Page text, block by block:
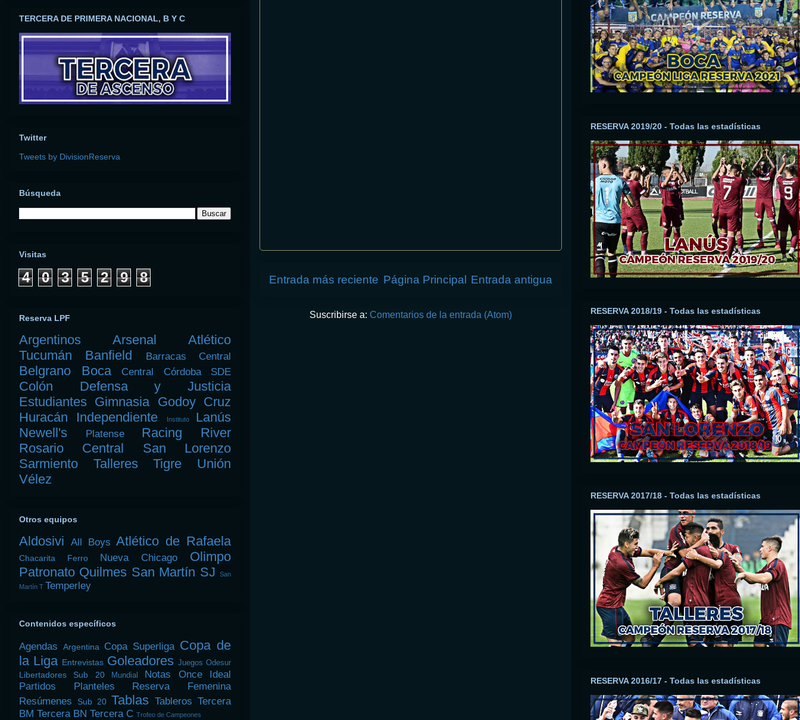
Entrada más reciente Entrada antigua
Página Principal
Suscribirse a: Comentarios de la entrada (Atom)
TERCERA DE PRIMERA NACIONAL, B Y C
Twitter
Tweets by DivisionReserva
Búsqueda
Visitas
4 0 3 5 2 9 8
Reserva LPF
Argentinos Arsenal
Atlético
Tucumán
Banfield Barracas Central
Belgrano Boca Central Córdoba SDE
Colón
Defensa y Justicia
Estudiantes Gimnasia Godoy Cruz
Huracán
Independiente Instituto
Lanús
Newell's
Platense Racing
River
Rosario Central
San Lorenzo
Sarmiento
Talleres Tigre
Unión
Vélez
Otros equipos
Aldosivi All Boys Atlético de Rafaela
Chacarita Ferro Nueva Chicago
Olimpo
Patronato Quilmes San Martín SJ
San
Martín T Temperley
Contenidos específicos
Agendas Argentina Copa Superliga Copa de
la Liga Entrevistas Goleadores Juegos Odesur
Libertadores Sub 20 Mundial Notas
Once Ideal
Partidos
Planteles
Reserva Femenina
Resúmenes
Sub 20 Tablas Tableros Tercera
BM Tercera BN Tercera C Trofeo de Campeones
RESERVA 2019/20 - Todas las estadísticas
RESERVA 2018/19 - Todas las estadísticas
RESERVA 2017/18 - Todas las estadísticas
RESERVA 2016/17 - Todas las estadísticas